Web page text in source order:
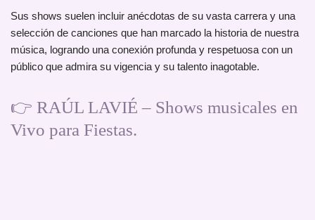
Sus shows suelen incluir anécdotas de su vasta carrera y una
selección de canciones que han marcado la historia de nuestra
música, logrando una conexión profunda y respetuosa con un
público que admira su vigencia y su talento inagotable.
👉 RAÚL LAVIÉ – Shows musicales en
Vivo para Fiestas.